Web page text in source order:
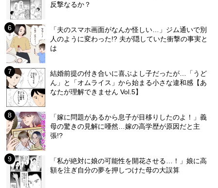
反撃なるか？
「夫のスマホ画面がなんか怪しい…」ジム通いで別
人のように変わった!? 夫が隠していた衝撃の事実と
は
結婚前提の付き合いに喜ぶよし子だったが…「うど
ん」と「オムライス」から始まる小さな違和感【あ
なたが理解できません Vol.5】
「嫁に問題があるから息子が目移りしたのよ！」義
母の驚きの見解に唖然…嫁の高学歴が原因だと主
張!?
「私が絶対に娘の可能性を開花させる…！」娘に高
額を注ぎ自分の夢を押しつけた母の大誤算